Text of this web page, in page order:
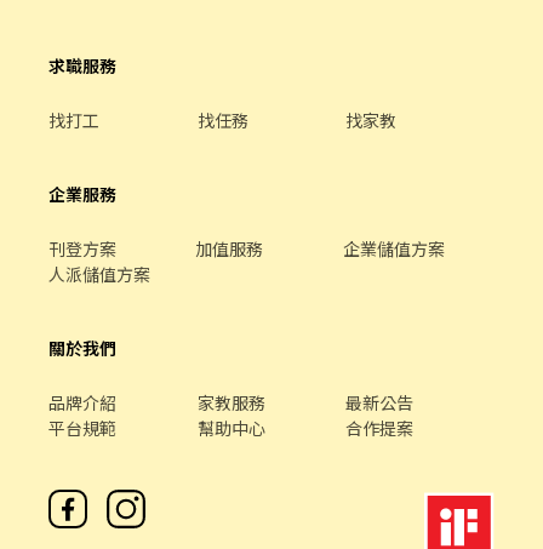
就是 17:00，不是 17:05。 - ⚠️ 面試官的真心告白 手速要快： 職缺
消失的速度比 5G 還快，多家同步招募中！ 專一不二： 此份工作不
靈跟手機螢幕一樣脆弱，放鴿子我們會哭喔🥺。 📍 前五天門市訓練
款！✨ 第一週 17:00 前需配合培訓，別讓我們等太久！
求職服務
找打工 找任務 找家教
企業服務
刊登方案 加值服務
企業儲值方案
人派儲值方案
關於我們
品牌介紹 家教服務
最新公告
平台規範
幫助中心 合作提案